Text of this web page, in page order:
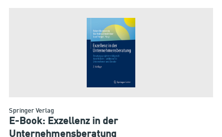
Springer Verlag
E-Book: Exzellenz in der
Unternehmensberatung